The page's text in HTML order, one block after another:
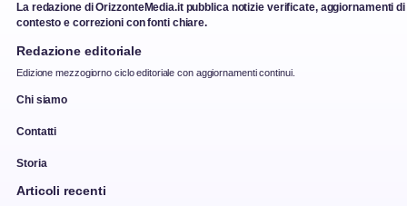
La redazione di OrizzonteMedia.it pubblica notizie verificate, aggiornamenti di
contesto e correzioni con fonti chiare.
Redazione editoriale
Edizione mezzogiorno ciclo editoriale con aggiornamenti continui.
Chi siamo
Contatti
Storia
Articoli recenti